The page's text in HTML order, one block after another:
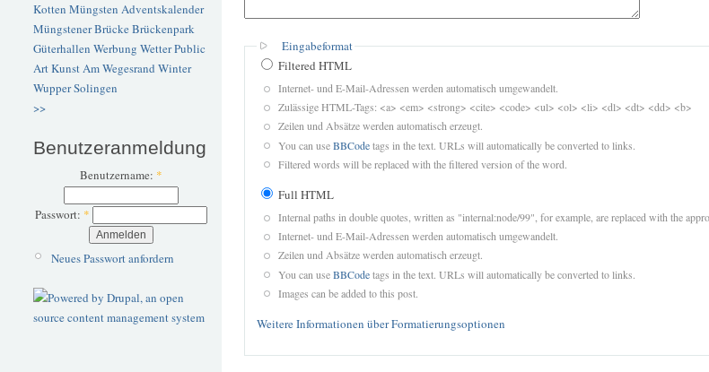
Kotten Müngsten Adventskalender
Müngstener BrückeBrückenpark
Güterhallen Werbung WetterPublic
ArtKunstAm Wegesrand Winter
WupperSolingen
>>
Benutzeranmeldung
Benutzername: *
Passwort: *
Neues Passwort anfordern
Eingabeformat
Filtered HTML
Internet- und E-Mail-Adressen werden automatisch umgewandelt.
Zulässige HTML-Tags: <a> <em> <strong> <cite> <code> <ul> <ol> <li> <dl> <dt> <dd> <b>
Zeilen und Absätze werden automatisch erzeugt.
You can useBBCodetags in the text. URLs will automatically be converted to links.
Filtered words will be replaced with the filtered version of the word.
Full HTML
Internal paths in double quotes, written as "internal:node/99", for example, are replaced with the
Internet- und E-Mail-Adressen werden automatisch umgewandelt.
Zeilen und Absätze werden automatisch erzeugt.
You can useBBCodetags in the text. URLs will automatically be converted to links.
Images can be added to this post.
Weitere Informationen über Formatierungsoptionen